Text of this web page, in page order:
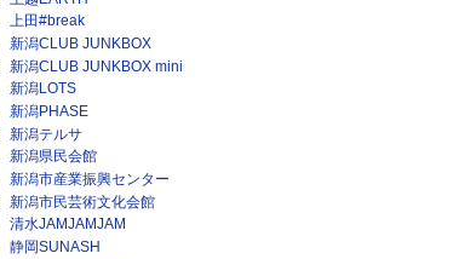
上田#break
新潟CLUB JUNKBOX
新潟CLUB JUNKBOX mini
新潟LOTS
新潟PHASE
新潟テルサ
新潟県民会館
新潟市産業振興センター
新潟市民芸術文化会館
清水JAMJAMJAM
静岡SUNASH